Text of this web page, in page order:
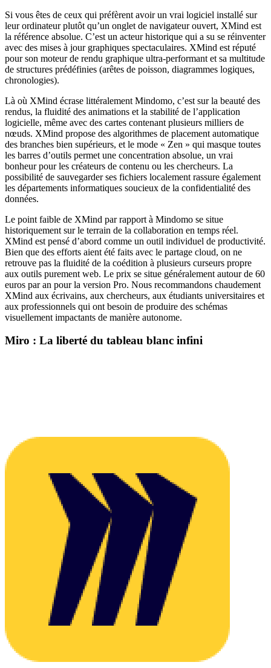
Si vous êtes de ceux qui préfèrent avoir un vrai logiciel installé sur
leur ordinateur plutôt qu’un onglet de navigateur ouvert, XMind est
la référence absolue. C’est un acteur historique qui a su se réinventer
avec des mises à jour graphiques spectaculaires. XMind est réputé
pour son moteur de rendu graphique ultra-performant et sa multitude
de structures prédéfinies (arêtes de poisson, diagrammes logiques,
chronologies).
Là où XMind écrase littéralement Mindomo, c’est sur la beauté des
rendus, la fluidité des animations et la stabilité de l’application
logicielle, même avec des cartes contenant plusieurs milliers de
nœuds. XMind propose des algorithmes de placement automatique
des branches bien supérieurs, et le mode « Zen » qui masque toutes
les barres d’outils permet une concentration absolue, un vrai
bonheur pour les créateurs de contenu ou les chercheurs. La
possibilité de sauvegarder ses fichiers localement rassure également
les départements informatiques soucieux de la confidentialité des
données.
Le point faible de XMind par rapport à Mindomo se situe
historiquement sur le terrain de la collaboration en temps réel.
XMind est pensé d’abord comme un outil individuel de productivité.
Bien que des efforts aient été faits avec le partage cloud, on ne
retrouve pas la fluidité de la coédition à plusieurs curseurs propre
aux outils purement web. Le prix se situe généralement autour de 60
euros par an pour la version Pro. Nous recommandons chaudement
XMind aux écrivains, aux chercheurs, aux étudiants universitaires et
aux professionnels qui ont besoin de produire des schémas
visuellement impactants de manière autonome.
Miro : La liberté du tableau blanc infini